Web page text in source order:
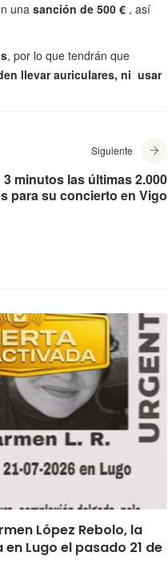
una sanción de 500 € , así
, por lo que tendrán que
llevar auriculares, ni usar
Siguiente
minutos las últimas 2.000
para su concierto en Vigo
López Rebolo, la
Lugo el pasado 21 de